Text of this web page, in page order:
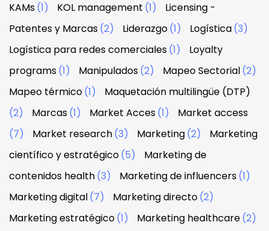
KAMs(1) KOL management (1)
Licensing -
Patentes y Marcas(2) Liderazgo(1) Logística(3)
Logística para redes comerciales(1)
Loyalty
programs(1) Manipulados(2) Mapeo Sectorial(2)
Mapeo térmico(1)
Maquetación multilingüe (DTP)
(2)
Marcas(1) Market Acces(1)
Market access
(7)
Market research(3) Marketing(2)
Marketing
científico y estratégico(5)
Marketing de
contenidos health(3) Marketing de influencers(1)
Marketing digital(7) Marketing directo(2)
Marketing estratégico(1) Marketing healthcare(2)